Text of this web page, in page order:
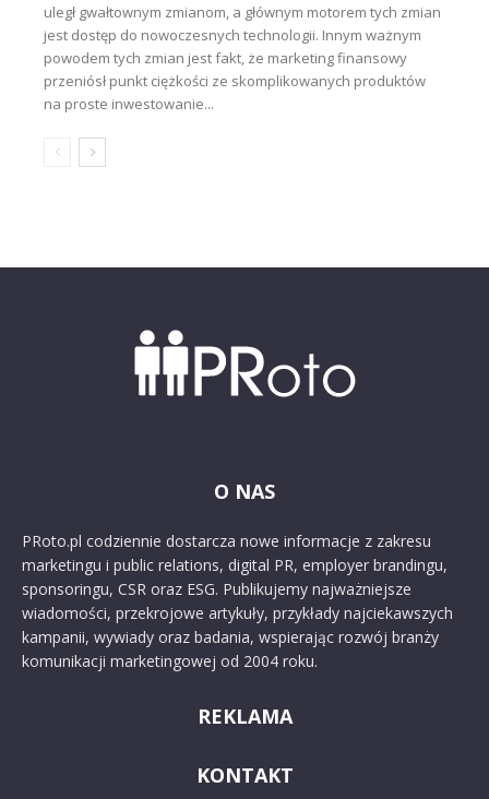
uległ gwałtownym zmianom, a głównym motorem tych zmian
jest dostęp do nowoczesnych technologii. Innym ważnym
powodem tych zmian jest fakt, że marketing finansowy
przeniósł punkt ciężkości ze skomplikowanych produktów
na proste inwestowanie...
O NAS
PRoto.pl codziennie dostarcza nowe informacje z zakresu
marketingu i public relations, digital PR, employer brandingu,
sponsoringu, CSR oraz ESG. Publikujemy najważniejsze
wiadomości, przekrojowe artykuły, przykłady najciekawszych
kampanii, wywiady oraz badania, wspierając rozwój branży
komunikacji marketingowej od 2004 roku.
REKLAMA
KONTAKT